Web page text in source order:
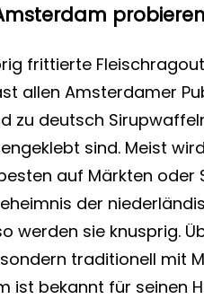
frittierte
allen Amsterdamer
zu deutsch
sind. Meist
auf Märkten oder
der
werden sie knusprig.
traditionell mit
ist bekannt für seinen